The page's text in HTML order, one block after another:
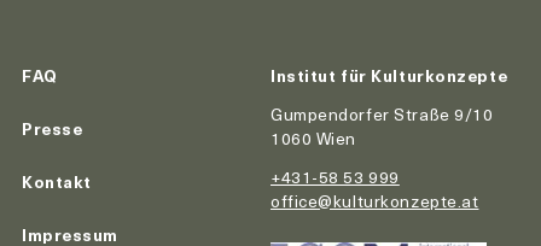
FAQ
Presse
Kontakt
Impressum
Institut für Kulturkonzepte
Gumpendorfer Straße 9/10
1060 Wien
+431-58 53 999
office@kulturkonzepte.at